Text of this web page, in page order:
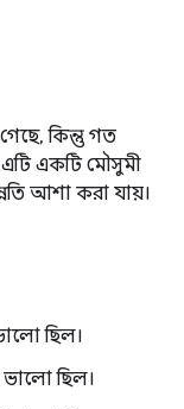
কিন্তু গত
একটি মৌসুমী
আশা করা যায়।
ছিল।
ছিল।